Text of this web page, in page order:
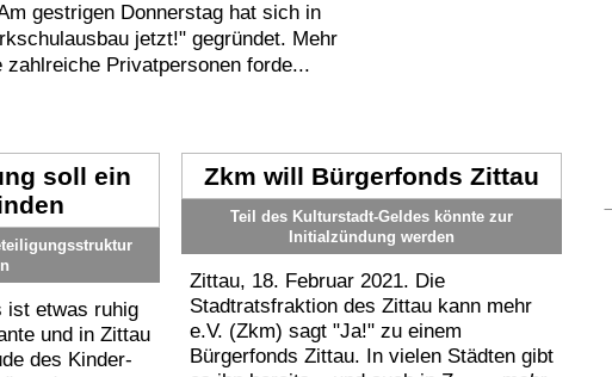
gestrigen Donnerstag hat sich in
jetzt!" gegründet. Mehr
Privatpersonen forde...
soll ein
ist etwas ruhig
und in Zittau
des Kinder-
Zkm will Bürgerfonds Zittau
Teil des Kulturstadt-Geldes könnte zur
Initialzündung werden
Zittau, 18. Februar 2021. Die
Stadtratsfraktion des Zittau kann mehr
e.V. (Zkm) sagt "Ja!" zu einem
Bürgerfonds Zittau. In vielen Städten gibt